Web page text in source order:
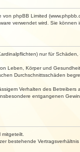
von phpBB Limited
verwendet wird. Sie
nur für
Leben, Körper und
Durchschnittsschäden
Verhalten des Betreibers
entgangenen
bestehende Vertragsverhältnis